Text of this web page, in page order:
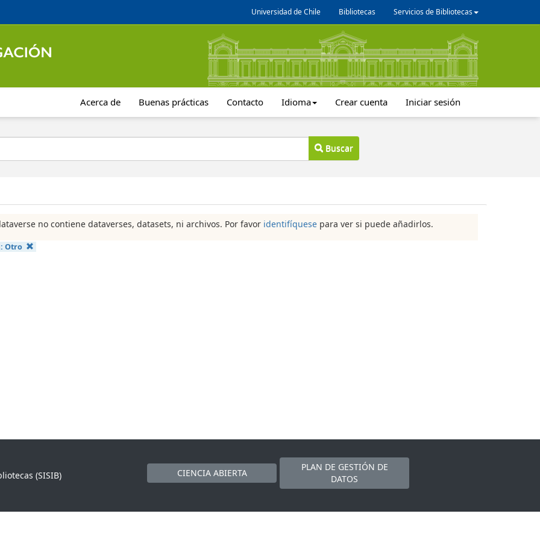
Universidad de Chile Bibliotecas Servicios de Bibliotecas
Acerca de Buenas prácticas Contacto Idioma Crear cuenta Iniciar sesión
Buscar
no contiene dataverses, datasets, ni archivos. Por favor identifíquese para ver si puede añadirlos.
Otro
(SISIB)
CIENCIA ABIERTA
PLAN DE GESTIÓN DE
DATOS